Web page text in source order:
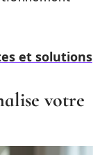
et solutions
votre